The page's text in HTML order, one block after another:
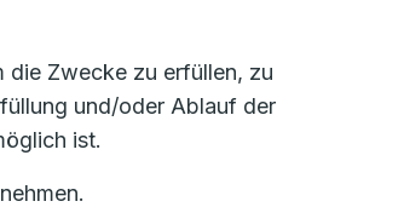
die Zwecke zu erfüllen, zu
und/oder Ablauf der
ist.